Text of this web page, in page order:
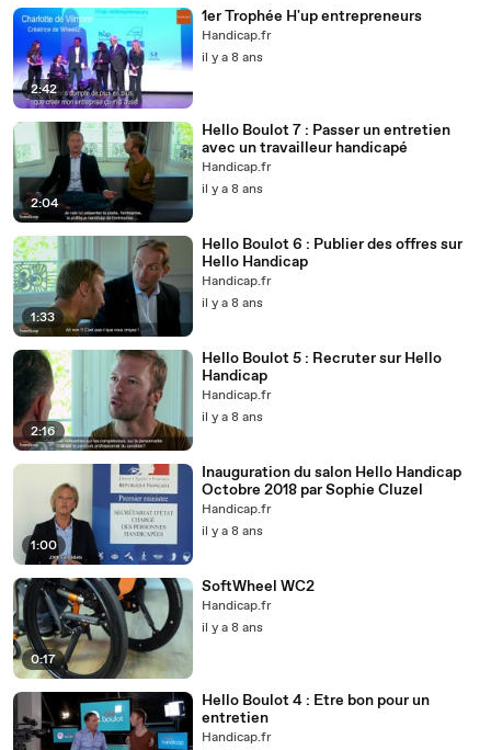
2:42
1er Trophée H'up entrepreneurs
Handicap.fr
il y a 8 ans
2:04
Hello Boulot 7 : Passer un entretien
avec un travailleur handicapé
Handicap.fr
il y a 8 ans
1:33
Hello Boulot 6 : Publier des offres sur
Hello Handicap
Handicap.fr
il y a 8 ans
2:16
Hello Boulot 5 : Recruter sur Hello
Handicap
Handicap.fr
il y a 8 ans
1:00
Inauguration du salon Hello Handicap
Octobre 2018 par Sophie Cluzel
Handicap.fr
il y a 8 ans
0:17
SoftWheel WC2
Handicap.fr
il y a 8 ans
Hello Boulot 4 : Etre bon pour un
entretien
Handicap.fr